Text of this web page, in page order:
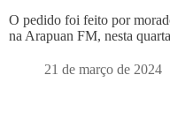
O pedido foi feito por
na Arapuan FM, nesta
21 de março de 2024